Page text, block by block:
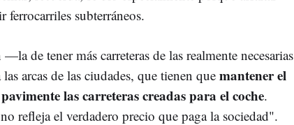
ferrocarriles subterráneos.
de tener más carreteras de las realmente necesarias
arcas de las ciudades, que tienen que mantener el
las carreteras creadas para el coche.
refleja el verdadero precio que paga la sociedad".